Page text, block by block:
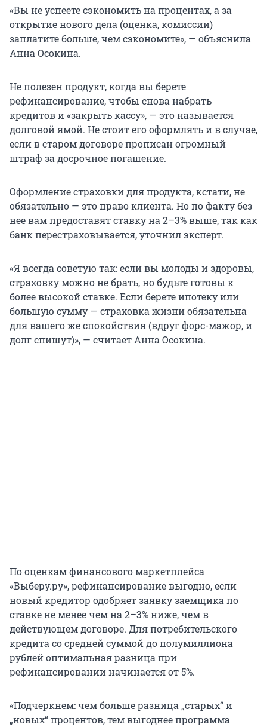
«Вы не успеете сэкономить на процентах, а за
открытие нового дела (оценка, комиссии)
заплатите больше, чем сэкономите», — объяснила
Анна Осокина.
Не полезен продукт, когда вы берете
рефинансирование, чтобы снова набрать
кредитов и «закрыть кассу», — это называется
долговой ямой. Не стоит его оформлять и в случае,
если в старом договоре прописан огромный
штраф за досрочное погашение.
Оформление страховки для продукта, кстати, не
обязательно — это право клиента. Но по факту без
нее вам предоставят ставку на 2–3% выше, так как
банк перестраховывается, уточнил эксперт.
«Я всегда советую так: если вы молоды и здоровы,
страховку можно не брать, но будьте готовы к
более высокой ставке. Если берете ипотеку или
большую сумму — страховка жизни обязательна
для вашего же спокойствия (вдруг форс-мажор, и
долг спишут)», — считает Анна Осокина.
По оценкам финансового маркетплейса
«Выберу.ру», рефинансирование выгодно, если
новый кредитор одобряет заявку заемщика по
ставке не менее чем на 2–3% ниже, чем в
действующем договоре. Для потребительского
кредита со средней суммой до полумиллиона
рублей оптимальная разница при
рефинансировании начинается от 5%.
«Подчеркнем: чем больше разница „старых“ и
„новых“ процентов, тем выгоднее программа